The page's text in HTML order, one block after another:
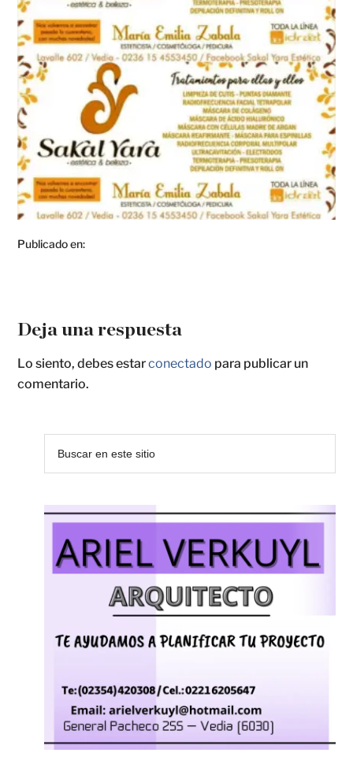
Publicado en:
Deja una respuesta
Lo siento, debes estarconectado para publicar un
comentario.